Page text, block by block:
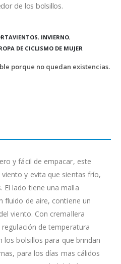
de los bolsillos.
, INVIERNO,
DE CICLISMO DE MUJER
porque no quedan existencias.
y fácil de empacar, este
y evita que sientas frío,
El lado tiene una malla
fluido de aire, contiene un
viento. Con cremallera
de temperatura
bolsillos para que brindan
para los días mas cálidos